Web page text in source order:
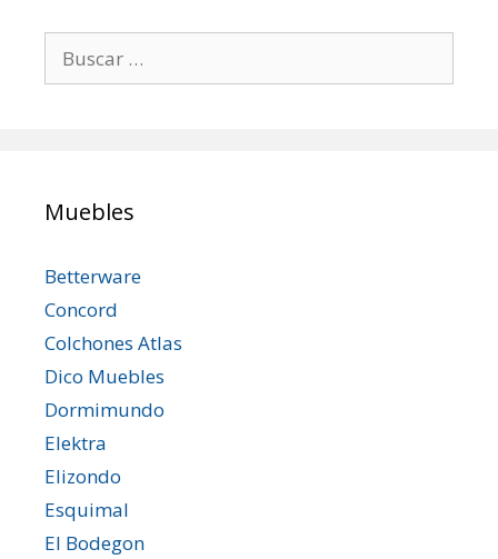
Muebles
Betterware
Concord
Colchones Atlas
Dico Muebles
Dormimundo
Elektra
Elizondo
Esquimal
El Bodegon